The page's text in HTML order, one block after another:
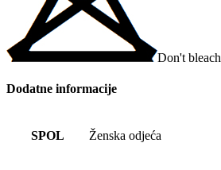
Don't bleach
Dodatne informacije
SPOL Ženska odjeća